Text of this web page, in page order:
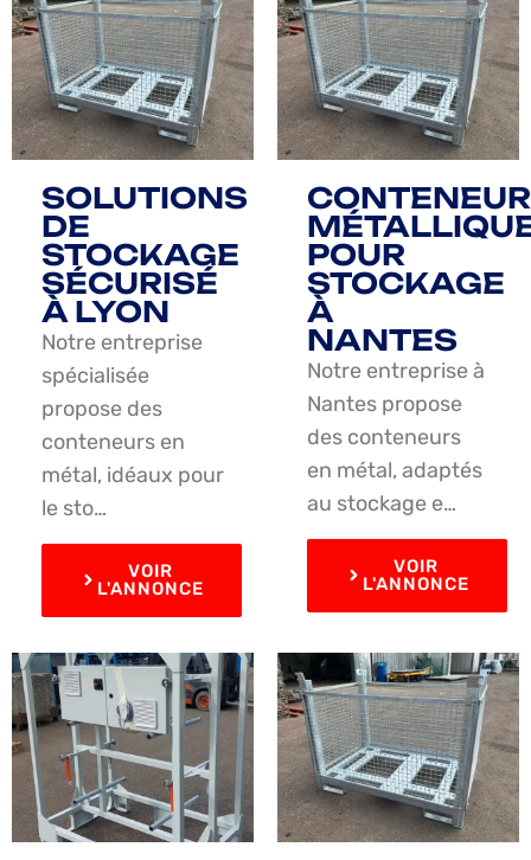
SOLUTIONS
DE
STOCKAGE
SÉCURISÉ
À LYON
Notre entreprise
spécialisée
propose des
conteneurs en
métal, idéaux pour
le sto…
VOIR
L'ANNONCE
POUR
STOCKAGE
À
NANTES
Notre entreprise à
Nantes propose
des conteneurs
en métal, adaptés
au stockage e…
VOIR
L'ANNONCE